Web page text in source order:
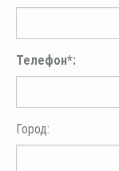
Телефон*:
Город: